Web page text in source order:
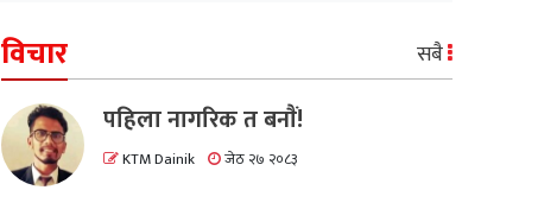
विचार सबै
पहिला नागरिक त बनाैं!
KTM Dainik जेठ २७ २०८३